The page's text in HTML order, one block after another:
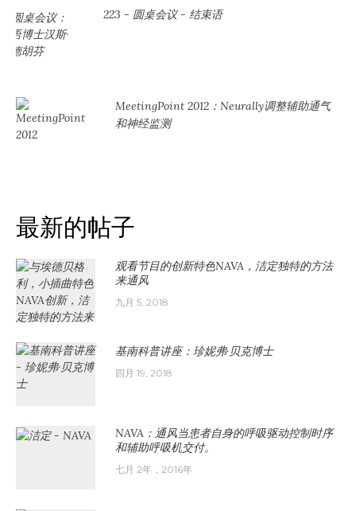
223 - 圆桌会议 - 结束语
MeetingPoint 2012：Neurally调整辅助通气
和神经监测
最新的帖子
观看节目的创新特色NAVA，洁定独特的方法
来通风
九月 5, 2018
基南科普讲座：珍妮弗·贝克博士
四月 19, 2018
NAVA：通风当患者自身的呼吸驱动控制时序
和辅助呼吸机交付。
七月 2年，2016年